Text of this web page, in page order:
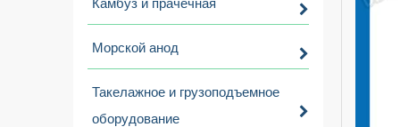
Камбуз и прачечная
Морской анод
Такелажное и грузоподъемное
оборудование